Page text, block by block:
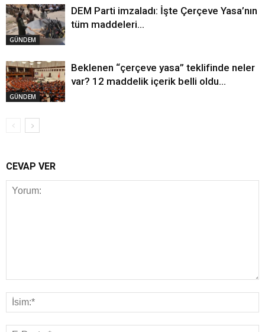
GÜNDEM
DEM Parti imzaladı: İşte Çerçeve Yasa’nın
tüm maddeleri…
GÜNDEM
Beklenen “çerçeve yasa” teklifinde neler
var? 12 maddelik içerik belli oldu…
CEVAP VER